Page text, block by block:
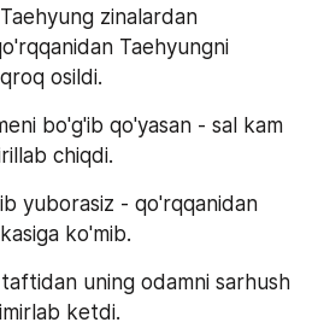
zinalardan
Taehyungni
osildi.
bo'g'ib qo'yasan - sal kam
chiqdi.
yuborasiz - qo'rqqanidan
ko'mib.
uning odamni sarhush
ketdi.